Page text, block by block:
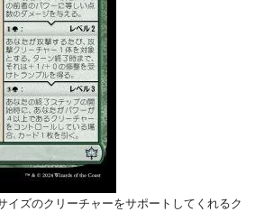
イズのクリーチャーをサポートしてくれるク